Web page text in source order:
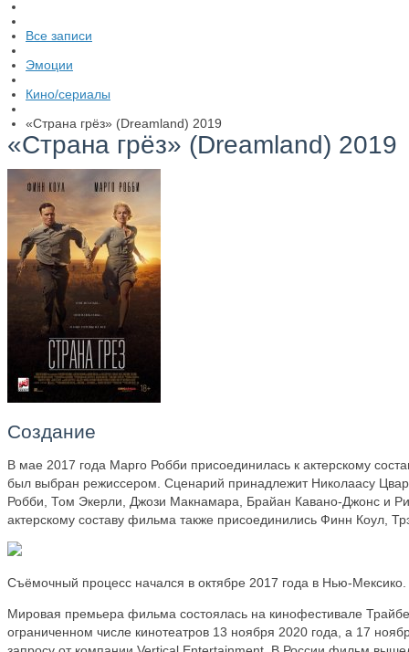
Все записи
Эмоции
Кино/сериалы
«Страна грёз» (Dreamland) 2019
«Страна грёз» (Dreamland) 2019
Создание
В мае 2017 года Марго Робби присоединилась к актерскому
был выбран режиссером. Сценарий принадлежит Николаасу
Робби, Том Экерли, Джози Макнамара, Брайан Кавано-Джонс и
актерскому составу фильма также присоединились Финн Коул,
Съёмочный процесс начался в октябре 2017 года в Нью-Мексико.
Мировая премьера фильма состоялась на кинофестивале
ограниченном числе кинотеатров 13 ноября 2020 года, а 17